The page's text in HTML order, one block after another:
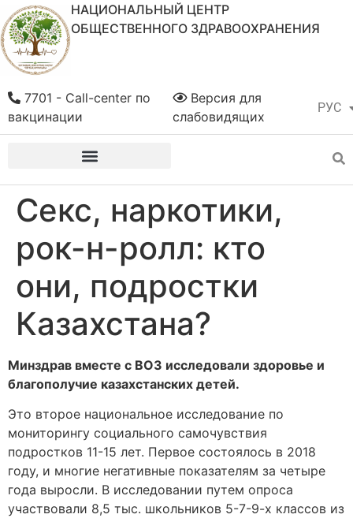
НАЦИОНАЛЬНЫЙ ЦЕНТР
ОБЩЕСТВЕННОГО ЗДРАВООХРАНЕНИЯ
РУС
ҚАЗ
Версия для
слабовидящих
7701 - Call-center по
вакцинации
Секс, наркотики,
рок-н-ролл: кто
они, подростки
Казахстана?
Минздрав вместе с ВОЗ исследовали здоровье и
благополучие казахстанских детей.
Это второе национальное исследование по
мониторингу социального самочувствия
подростков 11-15 лет. Первое состоялось в 2018
году, и многие негативные показателям за четыре
года выросли. В исследовании путем опроса
участвовали 8,5 тыс. школьников 5-7-9-х классов из